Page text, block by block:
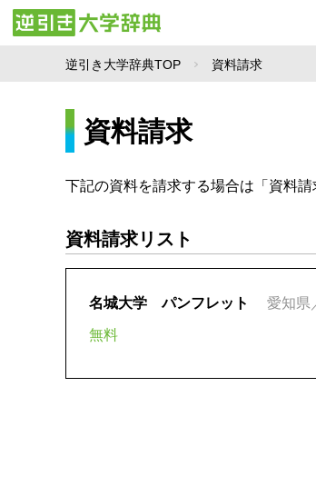
逆引き大学辞典TOP 資料請求
資料請求
下記の資料を請求する場合は「資料請
資料請求リスト
名城大学 パンフレット 愛知県
無料